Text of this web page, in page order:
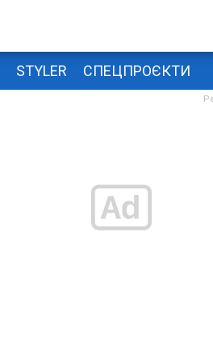
STYLER СПЕЦПРОЄКТИ